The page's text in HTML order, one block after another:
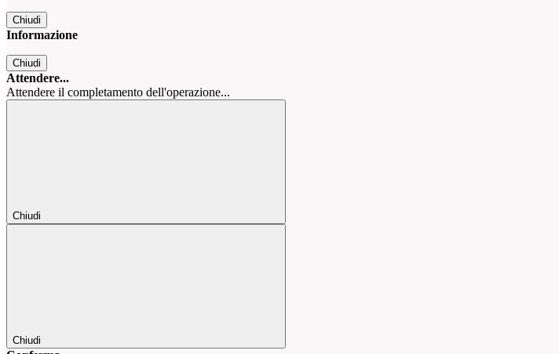
Chiudi
Informazione
Chiudi
Attendere...
Attendere il completamento dell'operazione...
Chiudi
Chiudi